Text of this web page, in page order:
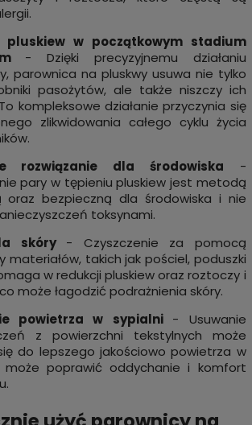
pluskiew w początkowym stadium
- Dzięki precyzyjnemu działaniu
parownica na pluskwy usuwa nie tylko
pasożytów, ale także niszczy ich
kompleksowe działanie przyczynia się
zlikwidowania całego cyklu życia
rozwiązanie dla środowiska -
pary w tępieniu pluskiew jest metodą
oraz bezpieczną dla środowiska i nie
toksynami.
skóry - Czyszczenie za pomocą
materiałów, takich jak pościel, poduszki
w redukcji pluskiew oraz roztoczy i
może łagodzić podrażnienia skóry.
powietrza w sypialni - Usuwanie
z powierzchni tekstylnych może
do lepszego jakościowo powietrza w
może poprawić oddychanie i komfort